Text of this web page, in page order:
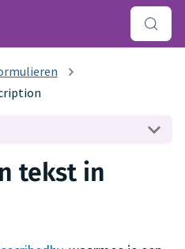
tekst in